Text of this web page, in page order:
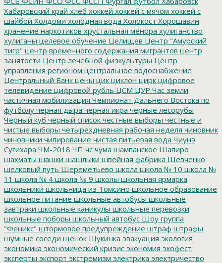
Хабаровский край хлеб хоккей хоккей с мячом хоккей с
шайбой Холдоми холодная вода Холокост Хорошавин
хранение наркотиков хрустальная менора хулиганство
хулиганы целевое обучение Целищев Центр "Амурский
тигр" центр временного содержания мигрантов центр
занятости Центр лечебной физкультуры Центр
управления регионом центральное водоснабжение
Центральный Банк цены цик циклон цирк цифровое
телевидение цифровой рубль ЦСМ ЦУР Час земли
частичная мобилизация Чемпионат Дальнего Востока по
футболу черная дыра черная икра черные лесорубы
Черный куб черный список честные выборы честные и
чистые выборы четырехдневная рабочая неделя чиновник
чиновники чипирование чистая питьевая вода Чиунэ
Сугихара ЧМ-2018 ЧП чс чума шампанское Шапиро
шахматы шашки шашлыки швейная фабрика Шевченко
шелковый путь Шереметьево школа школа № 10 школа №
11 школа № 4 школа № 9 школы школьная ярмарка
школьники школьница из Томсино школьное образование
школьное питание школьные автобусы школьные
завтраки школьные каникулы школьные перевозки
школьные поборы школьный автобус Шоу группа
"Феникс" штормовое предупреждение штраф штрафы
шумные соседи щенок Щукинка эвакуация экология
экономика экономический кризис экономия экофест
эксперты экспорт экстремизм электрика электричество